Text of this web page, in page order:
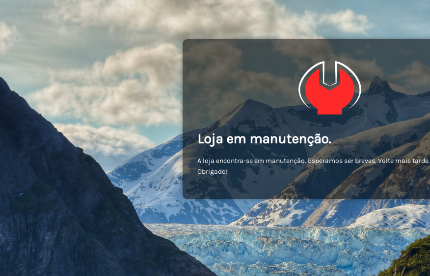
Loja em manutenção.
A loja encontra-se em manutenção. Esperamos ser breves. Volte mais tarde.
Obrigado!